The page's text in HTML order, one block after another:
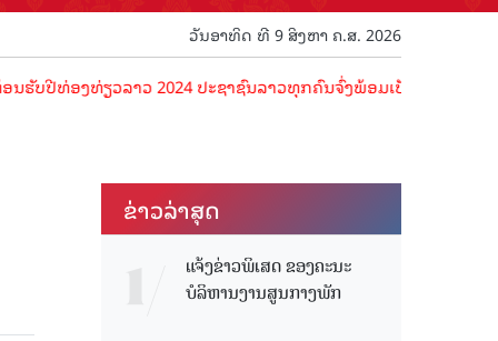
ວັນອາທິດ ທີ 9 ສິງຫາ ຄ.ສ. 2026
ອງທ່ຽວລາວ 2024 ປະຊາຊົນລາວທຸກຄົນຈົ່ງພ້ອມເປັນເຈົ້າພາບທີ່ດີ ຕ້ອນ
ຂ່າວ​ລ່າ​ສຸດ
ແຈ້ງຂ່າວພິເສດ ຂອງຄະນະ
ບໍລິຫານງານສູນກາງພັກ